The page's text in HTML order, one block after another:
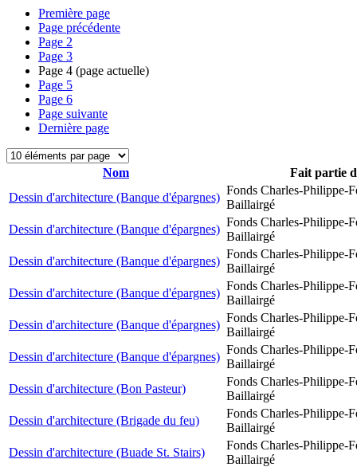
Première page
Page précédente
Page 2
Page 3
Page 4 (page actuelle)
Page 5
Page 6
Page suivante
Dernière page
Nom
Fait partie
Dessin d'architecture (Banque d'épargnes)
Fonds Charles-Philippe-
Baillairgé
Dessin d'architecture (Banque d'épargnes)
Fonds Charles-Philippe-
Baillairgé
Dessin d'architecture (Banque d'épargnes)
Fonds Charles-Philippe-
Baillairgé
Dessin d'architecture (Banque d'épargnes)
Fonds Charles-Philippe-
Baillairgé
Dessin d'architecture (Banque d'épargnes)
Fonds Charles-Philippe-
Baillairgé
Dessin d'architecture (Banque d'épargnes)
Fonds Charles-Philippe-
Baillairgé
Dessin d'architecture (Bon Pasteur)
Fonds Charles-Philippe-
Baillairgé
Dessin d'architecture (Brigade du feu)
Fonds Charles-Philippe-
Baillairgé
Dessin d'architecture (Buade St. Stairs)
Fonds Charles-Philippe-
Baillairgé